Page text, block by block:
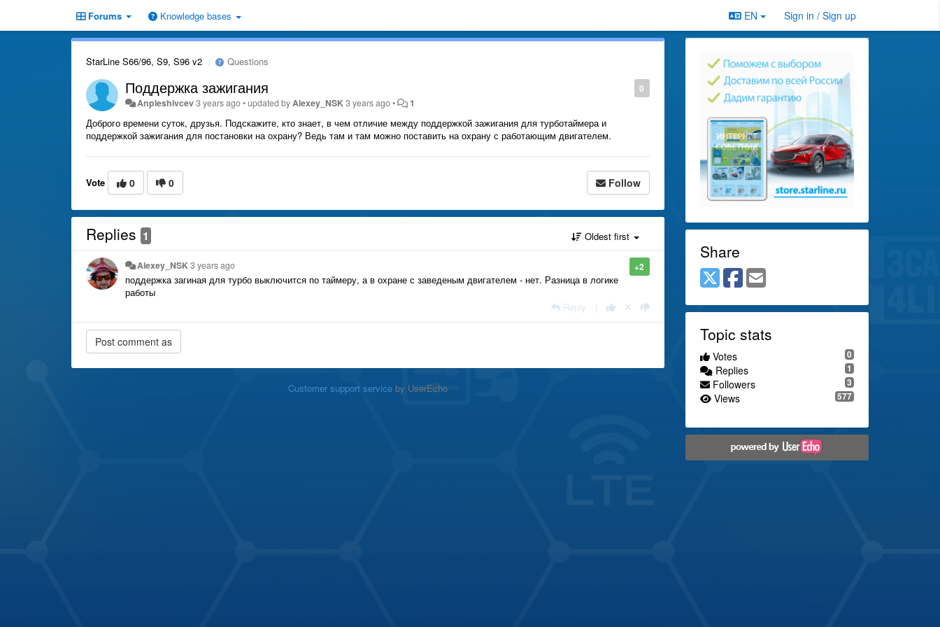
Forums Knowledge bases EN Sign in / Sign up
StarLine S66/96, S9, S96 v2 Questions
0
Поддержка зажигания
Anpleshivcev3 years ago•updated byAlexey_NSK3 years ago• 1
Доброго времени суток, друзья. Подскажите, кто знает, в чем отличие между поддержкой зажигания для турботаймера и
поддержкой зажигания для постановки на охрану? Ведь там и там можно поставить на охрану с работающим двигателем.
Vote 0 0 Follow
Replies 1 Oldest first
+2
Alexey_NSK3 years ago
поддержка загиная для турбо выключится по таймеру, а в охране с заведеным двигателем - нет. Разница в логике
работы
Reply
Customer support serviceby UserEcho
Share
Topic stats
0
Votes
1
Replies
3
Followers
577
Views